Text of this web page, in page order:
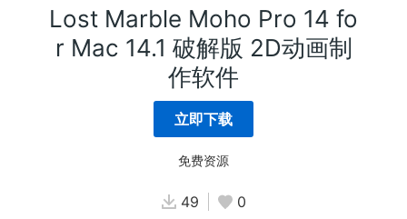
Lost Marble Moho Pro 14 fo
r Mac 14.1 破解版 2D动画制
作软件
立即下载
免费资源
49 0